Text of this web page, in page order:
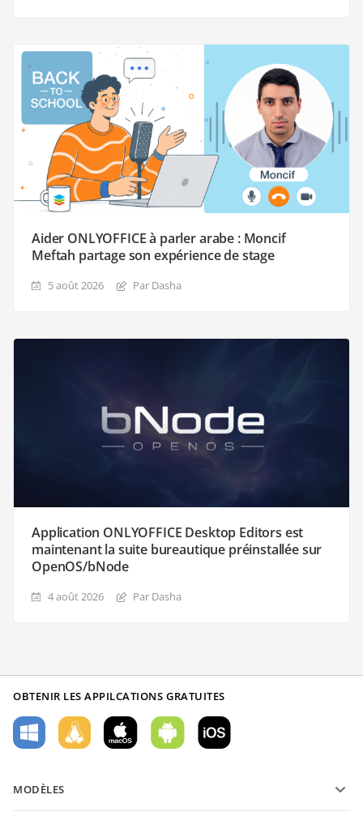
Aider ONLYOFFICE à parler arabe : Moncif
Meftah partage son expérience de stage
5 août 2026 Par Dasha
Application ONLYOFFICE Desktop Editors est
maintenant la suite bureautique préinstallée sur
OpenOS/bNode
4 août 2026 Par Dasha
OBTENIR LES APPILCATIONS GRATUITES
MODÈLES